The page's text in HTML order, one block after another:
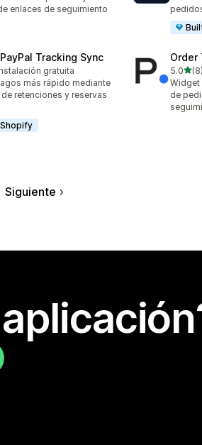
enlaces de seguimiento
Tracking Sync
total
gratuita
más rápido mediante
retenciones y reservas
Order
5.0de 5
(8)
8
Widget
de
Siguiente